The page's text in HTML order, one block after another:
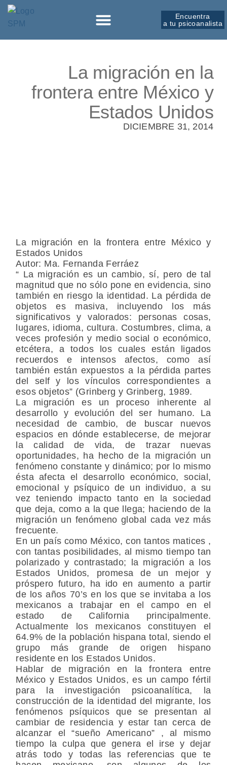
Encuentra
a tu psicoanalista
La migración en la
frontera entre México y
Estados Unidos
DICIEMBRE 31, 2014
La migración en la frontera entre México y
Estados Unidos
Autor: Ma. Fernanda Ferráez
“ La migración es un cambio, sí, pero de tal
magnitud que no sólo pone en evidencia, sino
también en riesgo la identidad. La pérdida de
objetos es masiva, incluyendo los más
significativos y valorados: personas cosas,
lugares, idioma, cultura. Costumbres, clima, a
veces profesión y medio social o económico,
etcétera, a todos los cuales están ligados
recuerdos e intensos afectos, como así
también están expuestos a la pérdida partes
del self y los vínculos correspondientes a
esos objetos” (Grinberg y Grinberg, 1989.
La migración es un proceso inherente al
desarrollo y evolución del ser humano. La
necesidad de cambio, de buscar nuevos
espacios en dónde establecerse, de mejorar
la calidad de vida, de trazar nuevas
oportunidades, ha hecho de la migración un
fenómeno constante y dinámico; por lo mismo
ésta afecta el desarrollo económico, social,
emocional y psíquico de un individuo, a su
vez teniendo impacto tanto en la sociedad
que deja, como a la que llega; haciendo de la
migración un fenómeno global cada vez más
frecuente.
En un país como México, con tantos matices ,
con tantas posibilidades, al mismo tiempo tan
polarizado y contrastado; la migración a los
Estados Unidos, promesa de un mejor y
próspero futuro, ha ido en aumento a partir
de los años 70’s en los que se invitaba a los
mexicanos a trabajar en el campo en el
estado de California principalmente.
Actualmente los mexicanos constituyen el
64.9% de la población hispana total, siendo el
grupo más grande de origen hispano
residente en los Estados Unidos.
Hablar de migración en la frontera entre
México y Estados Unidos, es un campo fértil
para la investigación psicoanalítica, la
construcción de la identidad del migrante, los
fenómenos psíquicos que se presentan al
cambiar de residencia y estar tan cerca de
alcanzar el “sueño Americano” , al mismo
tiempo la culpa que genera el irse y dejar
atrás todo y todas las referencias que te